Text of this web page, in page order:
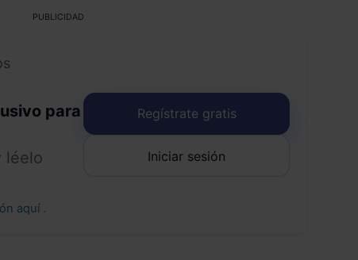
PUBLICIDAD
para
léelo
aquí .
Regístrate gratis
Iniciar sesión